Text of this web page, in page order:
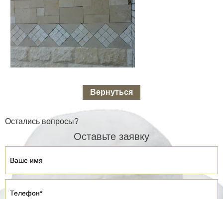
Вернуться
Остались вопросы?
Оставьте заявку
Ваше имя
Ваше имя
Телефон*
Телефон*